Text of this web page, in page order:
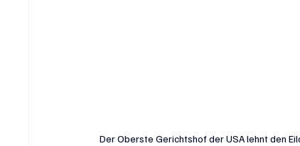
Der Oberste Gerichtshof der USA lehnt den